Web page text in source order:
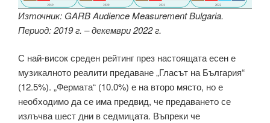
Източник: GARB Audience Measurement Bulgaria.
Период: 2019 г. – декември 2022 г.
С най-висок среден рейтинг през настоящата есен е
музикалното реалити предаване „Гласът на България“
(12.5%). „Фермата“ (10.0%) е на второ място, но е
необходимо да се има предвид, че предаването се
излъчва шест дни в седмицата. Въпреки че